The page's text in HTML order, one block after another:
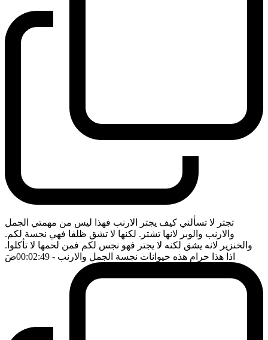
تجتر لا تسألني كيف يجتر الارنب فهذا ليس من مهمتي الجمل
والارنب والوبر لانها تشتر. لكنها لا تشق ظلفا فهي نجسة لكم.
والخنزير لانه يشق لكنه لا يجتر فهو نجس لكم فمن لحمها لا تأكلوا.
اذا هذا حرام هذه حيوانات نجسة الجمل والارنب - 00:02:49 ضَ